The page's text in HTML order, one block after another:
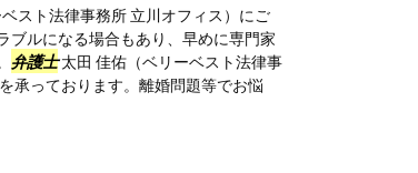
スト法律事務所 立川オフィス）にご
ブルになる場合もあり、早めに専門家
弁護士太田 佳佑（ベリーベスト法律事
承っております。離婚問題等でお悩